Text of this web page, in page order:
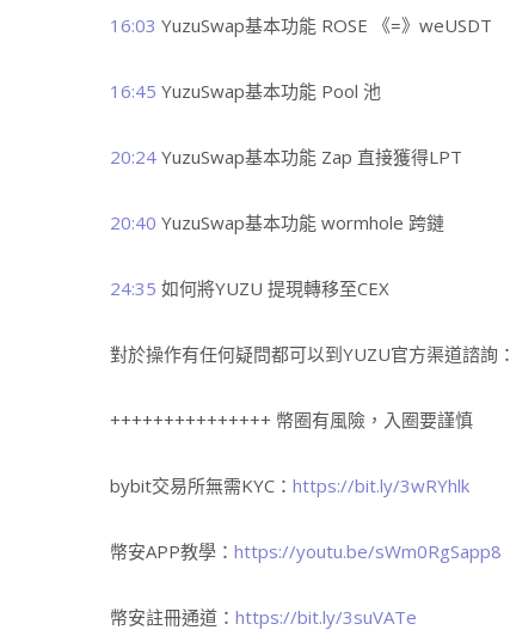
16:03 YuzuSwap基本功能 ROSE 《=》weUSDT
16:45 YuzuSwap基本功能 Pool 池
20:24 YuzuSwap基本功能 Zap 直接獲得LPT
20:40 YuzuSwap基本功能 wormhole 跨鏈
24:35 如何將YUZU 提現轉移至CEX
對於操作有任何疑問都可以到YUZU官方渠道諮詢：
+++++++++++++++ 幣圈有風險，入圈要謹慎
bybit交易所無需KYC： https://bit.ly/3wRYhlk
幣安APP教學： https://youtu.be/sWm0RgSapp8
幣安註冊通道： https://bit.ly/3suVATe